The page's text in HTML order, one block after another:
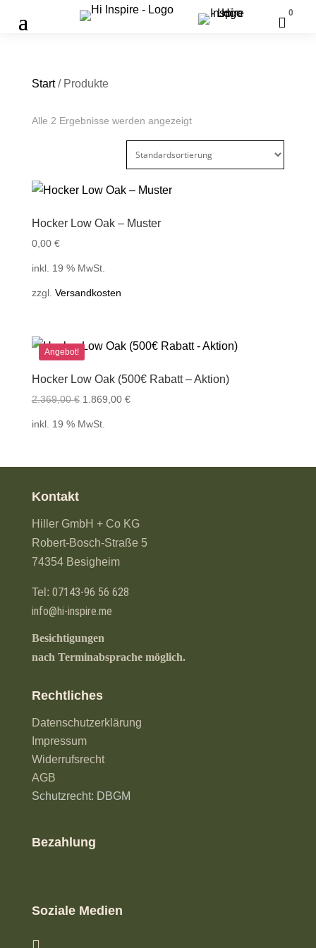

0
Start/ Produkte
Alle 2 Ergebnisse werden angezeigt
Hocker Low Oak – Muster
0,00 €
inkl. 19 % MwSt.
zzgl. Versandkosten
Angebot!
Hocker Low Oak (500€ Rabatt – Aktion)
2.369,00€ Ursprünglicher
war:
1.869,00 €Aktueller
inkl. 19 % MwSt.
Kontakt
Hiller GmbH + Co KG
Robert-Bosch-Straße 5
74354 Besigheim
Tel: 07143-96 56 628
info@hi-inspire.me
Besichtigungen
nach Terminabsprache möglich.
Rechtliches
Datenschutzerklärung
Impressum
Widerrufsrecht
AGB
Schutzrecht: DBGM
Bezahlung
Soziale Medien